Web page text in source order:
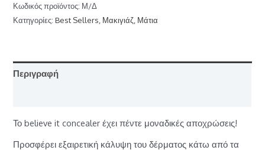
Κωδικός προϊόντος: Μ/Δ
Κατηγορίες:Best Sellers Μακιγιάζ Μάτια
Περιγραφή
Το believe it concealer έχει πέντε μοναδικές αποχρώσεις!
Προσφέρει εξαιρετική κάλυψη του δέρματος κάτω από τα